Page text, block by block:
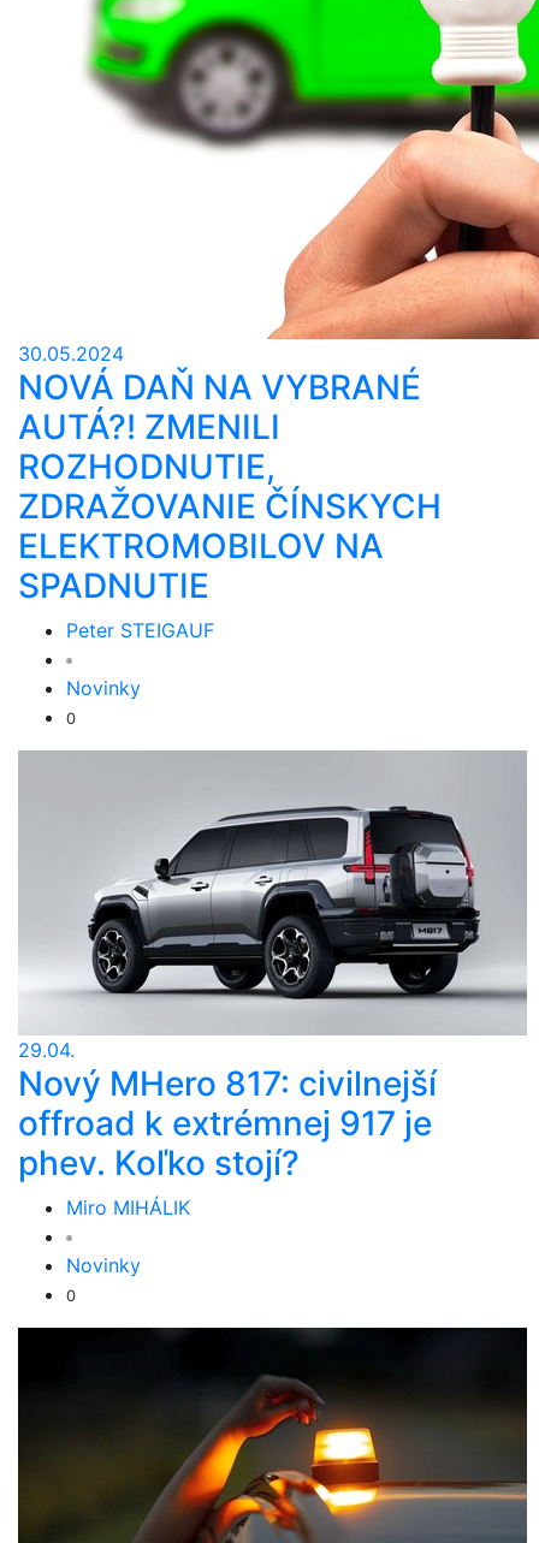
30.05.2024
NOVÁ DAŇ NA VYBRANÉ
AUTÁ?! ZMENILI
ROZHODNUTIE,
ZDRAŽOVANIE ČÍNSKYCH
ELEKTROMOBILOV NA
SPADNUTIE
Peter STEIGAUF
Novinky
0
29.04.
Nový MHero 817: civilnejší
offroad k extrémnej 917 je
phev. Koľko stojí?
Miro MIHÁLIK
Novinky
0